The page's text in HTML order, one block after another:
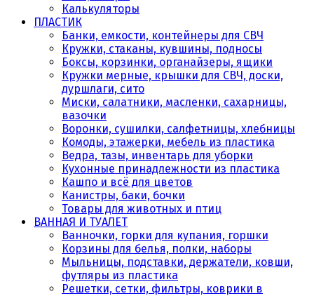
Калькуляторы
ПЛАСТИК
Банки, емкости, контейнеры для СВЧ
Кружки, стаканы, кувшины, подносы
Боксы, корзинки, органайзеры, ящики
Кружки мерные, крышки для СВЧ, доски,
дуршлаги, сито
Миски, салатники, масленки, сахарницы,
вазочки
Воронки, сушилки, салфетницы, хлебницы
Комоды, этажерки, мебель из пластика
Ведра, тазы, инвентарь для уборки
Кухонные принадлежности из пластика
Кашпо и всё для цветов
Канистры, баки, бочки
Товары для животных и птиц
ВАННАЯ И ТУАЛЕТ
Ванночки, горки для купания, горшки
Корзины для белья, полки, наборы
Мыльницы, подставки, держатели, ковши,
футляры из пластика
Решетки, сетки, фильтры, коврики в